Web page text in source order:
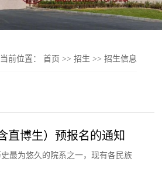
当前位置： 首页 >> 招生 >> 招生信息
直博生）预报名的通知
最为悠久的院系之一，现有各民族